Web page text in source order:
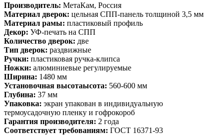
Производитель: МетаКам, Россия
Материал дверок: цельная СПП-панель толщиной 3,5 мм
Материал рамы: пластиковый профиль
Декор: УФ-печать на СПП
Количество дверок: две
Тип дверок: раздвижные
Ручки: пластиковая ручка-клипса
Ножки: алюминиевые регулируемые
Ширина: 1480 мм
Установочная высотаысота: 560-600 мм
Глубина: 37 мм
Упаковка: экран упакован в индивидуальную
термоусадочную пленку и гофрокороб
Гарантия производителя: 2 года
Соответствует требованиям: ГОСТ 16371-93